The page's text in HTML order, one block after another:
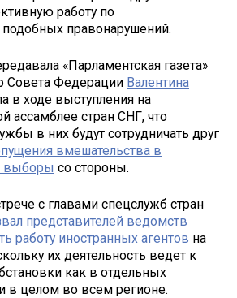
работу по
правонарушений.
«Парламентская газета»
Совета Федерации Валентина
в ходе выступления на
ассамблее стран СНГ, что
в них будут сотрудничать друг
вмешательства в
выборы со стороны.
с главами спецслужб стран
представителей ведомств
работу иностранных агентов на
их деятельность ведет к
как в отдельных
и в целом во всем регионе.